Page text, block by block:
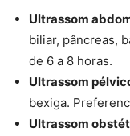
Ultrassom
biliar, pâncreas,
de 6 a 8 horas.
Ultrassom
bexiga.
Ultrassom